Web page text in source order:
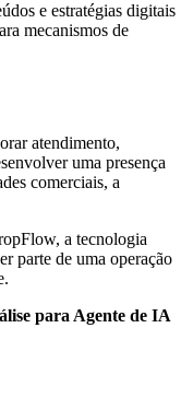
e estratégias digitais
mecanismos de
atendimento,
uma presença
comerciais, a
a tecnologia
parte de uma operação
para Agente de IA